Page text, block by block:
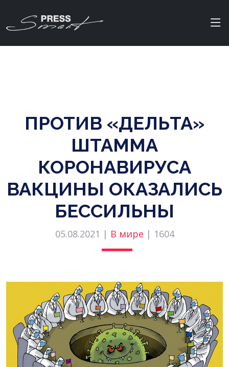
ПРОТИВ «ДЕЛЬТА»
ШТАММА
КОРОНАВИРУСА
ВАКЦИНЫ ОКАЗАЛИСЬ
БЕССИЛЬНЫ
05.08.2021 | В мире | 1604